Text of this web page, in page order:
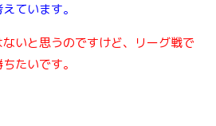
ています。
いと思うのですけど、リーグ戦で
たいです。